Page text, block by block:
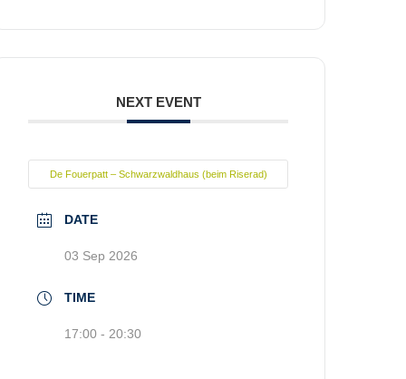
NEXT EVENT
De Fouerpatt – Schwarzwaldhaus (beim Riserad)
DATE
03 Sep 2026
TIME
17:00 - 20:30